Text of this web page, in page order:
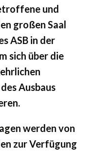
und
großen Saal
ASB in der
sich über die
Ausbaus
werden von
zur Verfügung